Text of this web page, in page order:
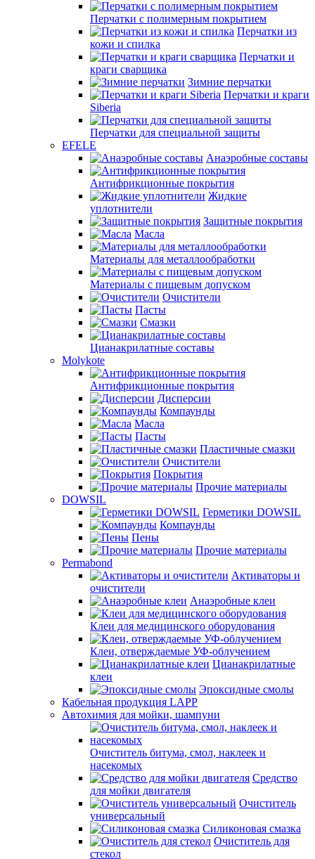
Перчатки с полимерным покрытием
Перчатки из
кожи и спилка
Перчатки и
краги сварщика
Зимние перчатки
Перчатки и краги
Siberia
Перчатки для специальной защиты
EFELE
Анаэробные составы
Антифрикционные покрытия
Жидкие
уплотнители
Защитные покрытия
Масла
Материалы для металлообработки
Материалы с пищевым допуском
Очистители
Пасты
Смазки
Цианакрилатные составы
Molykote
Антифрикционные покрытия
Дисперсии
Компаунды
Масла
Пасты
Пластичные смазки
Очистители
Покрытия
Прочие материалы
DOWSIL
Герметики DOWSIL
Компаунды
Пены
Прочие материалы
Permabond
Активаторы и
очистители
Анаэробные клеи
Клеи для медицинского оборудования
Клеи, отверждаемые УФ-облучением
Цианакрилатные
клеи
Эпоксидные смолы
Кабельная продукция LAPP
Автохимия для мойки, шампуни
Очиститель битума, смол, наклеек и
насекомых
Средство
для мойки двигателя
Очиститель
универсальный
Силиконовая смазка
Очиститель для
стекол